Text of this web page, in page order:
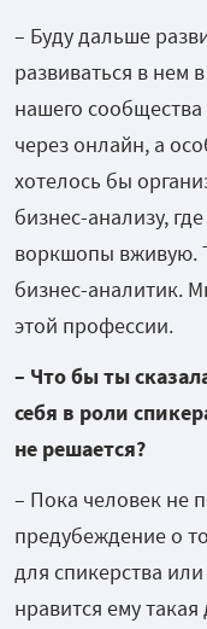
– Буду дальше
развиваться в нем
нашего сообщества
через онлайн, а
хотелось бы
бизнес-анализу,
воркшопы вживую.
бизнес-аналитик.
этой профессии.
– Что бы ты
себя в роли
не решается?
– Пока человек не
предубеждение о
для спикерства
нравится ему